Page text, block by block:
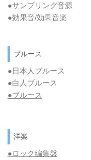
●サンプリング音源
●効果音/効果音楽
ブルース
●日本人ブルース
●白人ブルース
●ブルース
洋楽
●ロック編集盤